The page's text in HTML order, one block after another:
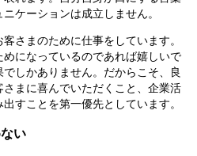
ケーションは成立しません。
さまのために仕事をしています。
になっているのであれば嬉しいで
しかありません。だからこそ、良
まに喜んでいただくこと、企業活
すことを第一優先としています。
い